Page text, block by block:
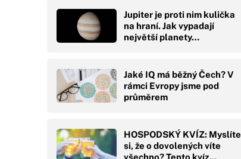
Jupiter je proti nim kulička
na hraní. Jak vypadají
největší planety…
Jaké IQ má běžný Čech? V
rámci Evropy jsme pod
průměrem
HOSPODSKÝ KVÍZ: Myslíte
si, že o dovolených víte
všechno? Tento kvíz…